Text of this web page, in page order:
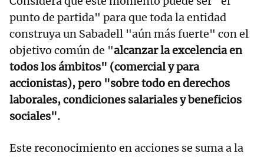
punto de partida" para que toda la entidad
construya un Sabadell "aún más fuerte" con el
objetivo común de "alcanzar la excelencia en
todos los ámbitos" (comercial y para
accionistas), pero "sobre todo en derechos
laborales, condiciones salariales y beneficios
sociales".
Este reconocimiento en acciones se suma a la